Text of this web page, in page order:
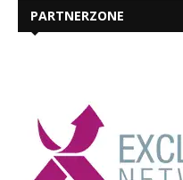
PARTNERZONE